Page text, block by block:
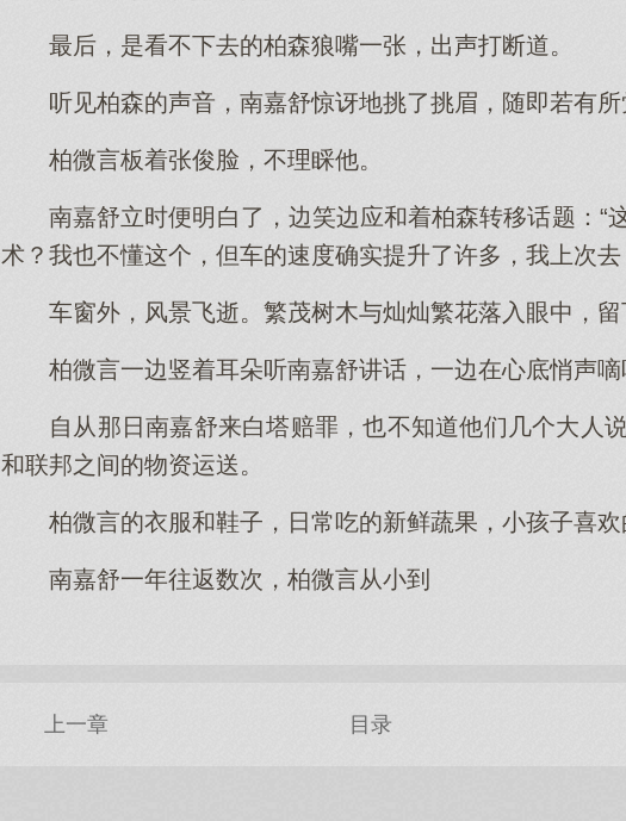
最后，是看不下去的柏森狼嘴一张，出声打断道。
听见柏森的声音，南嘉舒惊讶地挑了挑眉，随即若有所
柏微言板着张俊脸，不理睬他。
南嘉舒立时便明白了，边笑边应和着柏森转移话题：“
术？我也不懂这个，但车的速度确实提升了许多，我上次
车窗外，风景飞逝。繁茂树木与灿灿繁花落入眼中，留
柏微言一边竖着耳朵听南嘉舒讲话，一边在心底悄声
自从那日南嘉舒来白塔赔罪，也不知道他们几个大人
和联邦之间的物资运送。
柏微言的衣服和鞋子，日常吃的新鲜蔬果，小孩子喜
南嘉舒一年往返数次，柏微言从小到
上一章 目录